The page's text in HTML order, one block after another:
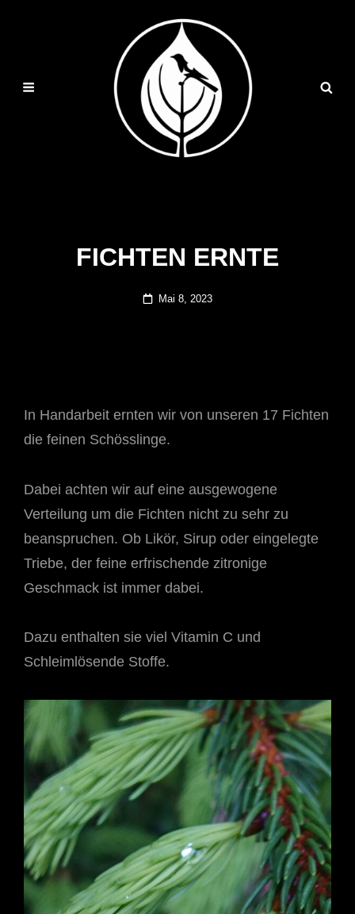
FICHTEN ERNTE
Posted
Mai 8, 2023
In Handarbeit ernten wir von unseren 17 Fichten
die feinen Schösslinge.
Dabei achten wir auf eine ausgewogene
Verteilung um die Fichten nicht zu sehr zu
beanspruchen. Ob Likör, Sirup oder eingelegte
Triebe, der feine erfrischende zitronige
Geschmack ist immer dabei.
Dazu enthalten sie viel Vitamin C und
Schleimlösende Stoffe.